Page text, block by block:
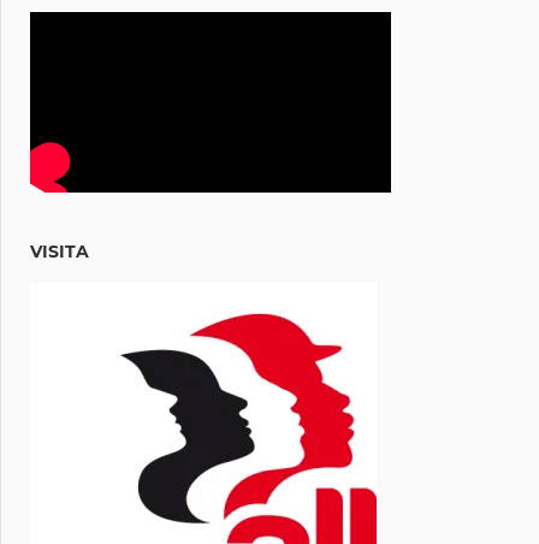
VISITA